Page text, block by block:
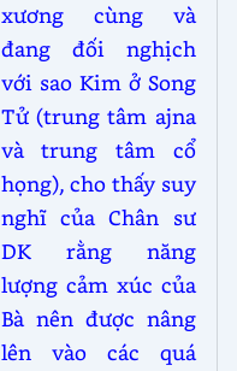
xương cùng và
đang đối nghịch
với sao Kim ở Song
Tử (trung tâm ajna
và trung tâm cổ
họng), cho thấy suy
nghĩ của Chân sư
DK rằng năng
lượng cảm xúc của
Bà nên được nâng
lên vào các quá